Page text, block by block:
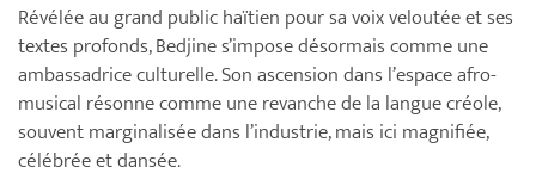
Révélée au grand public haïtien pour sa voix veloutée et ses
textes profonds, Bedjine s’impose désormais comme une
ambassadrice culturelle. Son ascension dans l’espace afro-
musical résonne comme une revanche de la langue créole,
souvent marginalisée dans l’industrie, mais ici magnifiée,
célébrée et dansée.